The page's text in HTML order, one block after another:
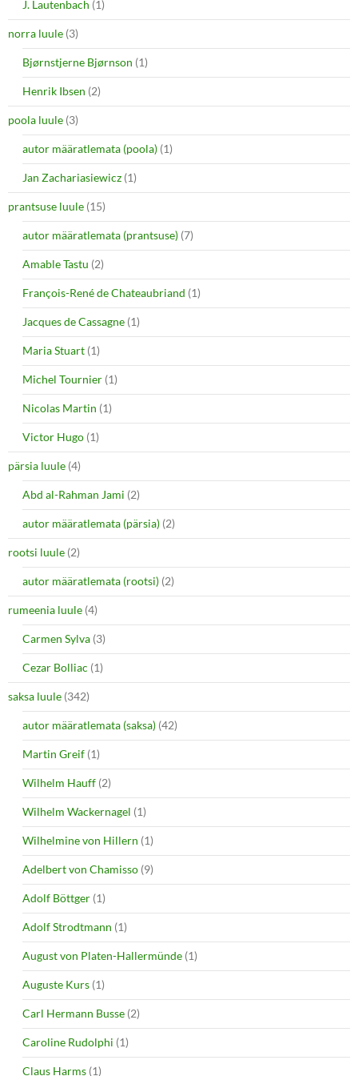
J. Lautenbach (1)
norra luule (3)
Bjørnstjerne Bjørnson (1)
Henrik Ibsen (2)
poola luule (3)
autor määratlemata (poola) (1)
Jan Zachariasiewicz (1)
prantsuse luule (15)
autor määratlemata (prantsuse) (7)
Amable Tastu (2)
François-René de Chateaubriand (1)
Jacques de Cassagne (1)
Maria Stuart (1)
Michel Tournier (1)
Nicolas Martin (1)
Victor Hugo (1)
pärsia luule (4)
Abd al-Rahman Jami (2)
autor määratlemata (pärsia) (2)
rootsi luule (2)
autor määratlemata (rootsi) (2)
rumeenia luule (4)
Carmen Sylva (3)
Cezar Bolliac (1)
saksa luule (342)
autor määratlemata (saksa) (42)
Martin Greif (1)
Wilhelm Hauff (2)
Wilhelm Wackernagel (1)
Wilhelmine von Hillern (1)
Adelbert von Chamisso (9)
Adolf Böttger (1)
Adolf Strodtmann (1)
August von Platen-Hallermünde (1)
Auguste Kurs (1)
Carl Hermann Busse (2)
Caroline Rudolphi (1)
Claus Harms (1)